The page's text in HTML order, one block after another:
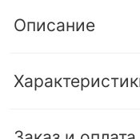
Описание